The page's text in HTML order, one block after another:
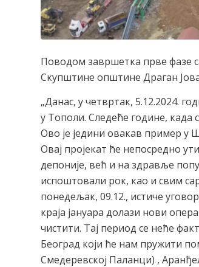
Поводом завршетка прве фазе
Скупштине општине Драган
„Данас, у четвртак, 5.12.2024.
у Тополи. Следеће године, када
Ово је једини овакав пример у
Овај пројекат ће непосредно
депоније, већ и на здравље
испоштовали рок, као и свим
понедељак, 09.12., истиче
краја јануара долази нови
чистити. Тај период се неће
Београд који ће нам пружити
Смедеревској Паланци) ,